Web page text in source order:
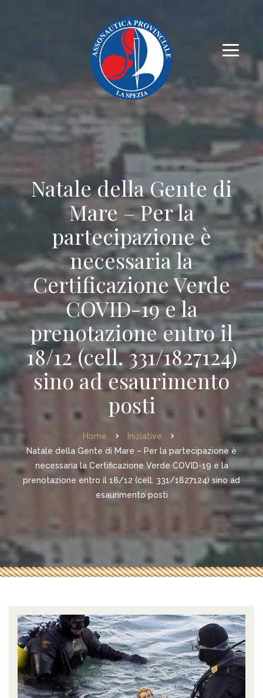
Natale della Gente di
Mare – Per la
partecipazione è
necessaria la
Certificazione Verde
COVID-19 e la
prenotazione entro il
18/12 (cell. 331/1827124)
sino ad esaurimento
posti
Home
Iniziative
Natale della Gente di Mare – Per la partecipazione è
necessaria la Certificazione Verde COVID-19 e la
prenotazione entro il 18/12 (cell. 331/1827124) sino ad
esaurimento posti